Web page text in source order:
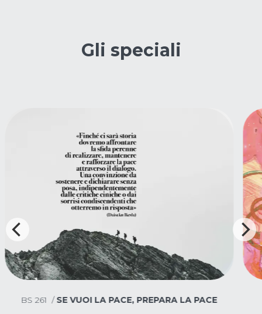
Gli speciali
BS261 /SE VUOI LA PACE, PREPARA LA PACE